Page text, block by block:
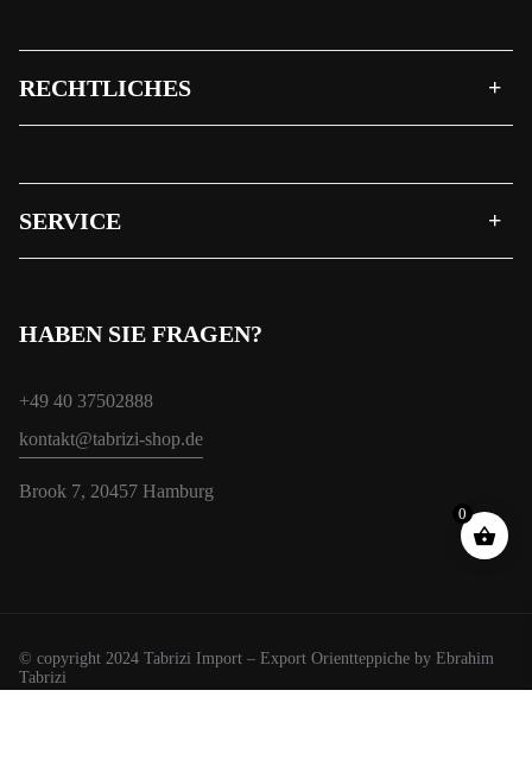
RECHTLICHES
SERVICE
HABEN SIE FRAGEN?
+49 40 37502888
kontakt@tabrizi-shop.de
Brook 7, 20457 Hamburg
© copyright 2024 Tabrizi Import – Export Orientteppiche by Ebrahim
Tabrizi
0